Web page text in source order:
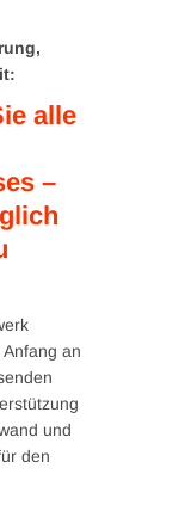
alle
–
an
und
den